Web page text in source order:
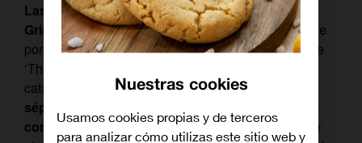
Las cosas se han puesto difíciles para Rick
Grimes.No se puede decir que la adversidad le pille
por sorpresa, pues siempre que los protagonistas de
‘The Walking Dead’ toman aire le sobreviene una
catástrofe, ya sea natural, humana o zombi.
séptima temporada ha llevado las cosas al límite
con la aparición de Negan,un villano frente al que
Nuestras cookies
Usamos cookies propias y de terceros
para analizar cómo utilizas este sitio web y